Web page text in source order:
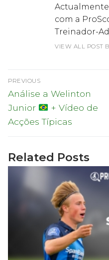
com a
Treinador-
VIEW ALL POST
Navegação
de
artigos
PREVIOUS
Previous
post:
Análise a Welinton
Junior
+ Vídeo de
Acções Típicas
Related Posts